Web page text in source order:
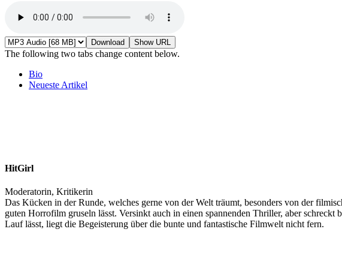
Download Show URL
The following two tabs change content below.
Bio
Neueste Artikel
Das Kücken in der Runde, welches gerne von der Welt träumt, besonders von der
guten Horrofilm gruseln lässt. Versinkt auch in einen spannenden Thriller, aber schreckt
Neueste Artikel von HitGirl alle ansehen)